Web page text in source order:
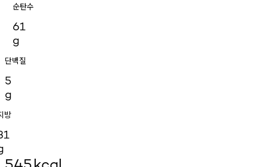
순탄수
61
g
단백질
5
g
방